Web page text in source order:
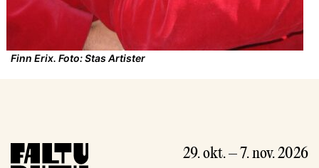
Finn Erix. Foto: Stas Artister
29. okt. – 7. nov. 2026